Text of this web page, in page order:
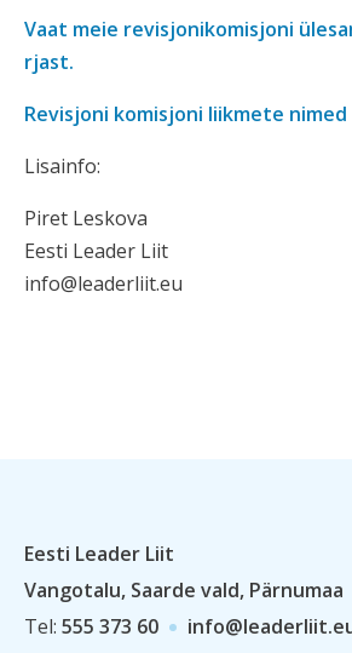
Vaat meie revisjonikomisjoni
rjast.
Revisjoni komisjoni liikmete
Lisainfo:
Piret Leskova
Eesti Leader Liit
info@leaderliit.eu
Eesti Leader Liit
Vangotalu, Saarde vald, Pärnumaa
Tel: 555 373 60